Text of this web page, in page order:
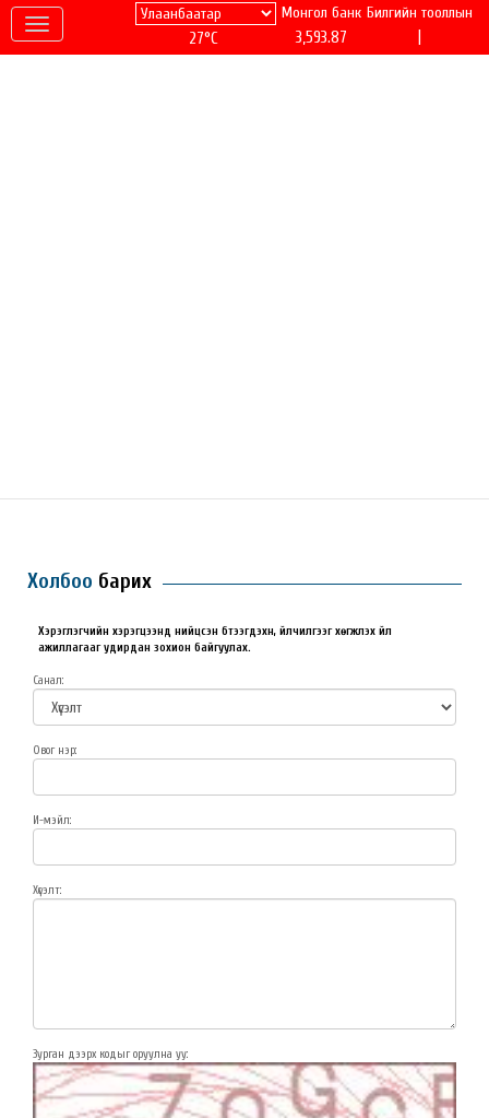
27°C
Монгол банк
3,593.87
Билгийн тооллын
Холбоо барих
Хэрэглэгчийн хэрэгцээнд нийцсэн бүтээгдэхүүн, үйлчилгээг хөгжүүлэх үйл
ажиллагааг удирдан зохион байгуулах.
Санал:
Овог нэр:
И-мэйл:
Хүсэлт:
Зурган дээрх кодыг оруулна уу: